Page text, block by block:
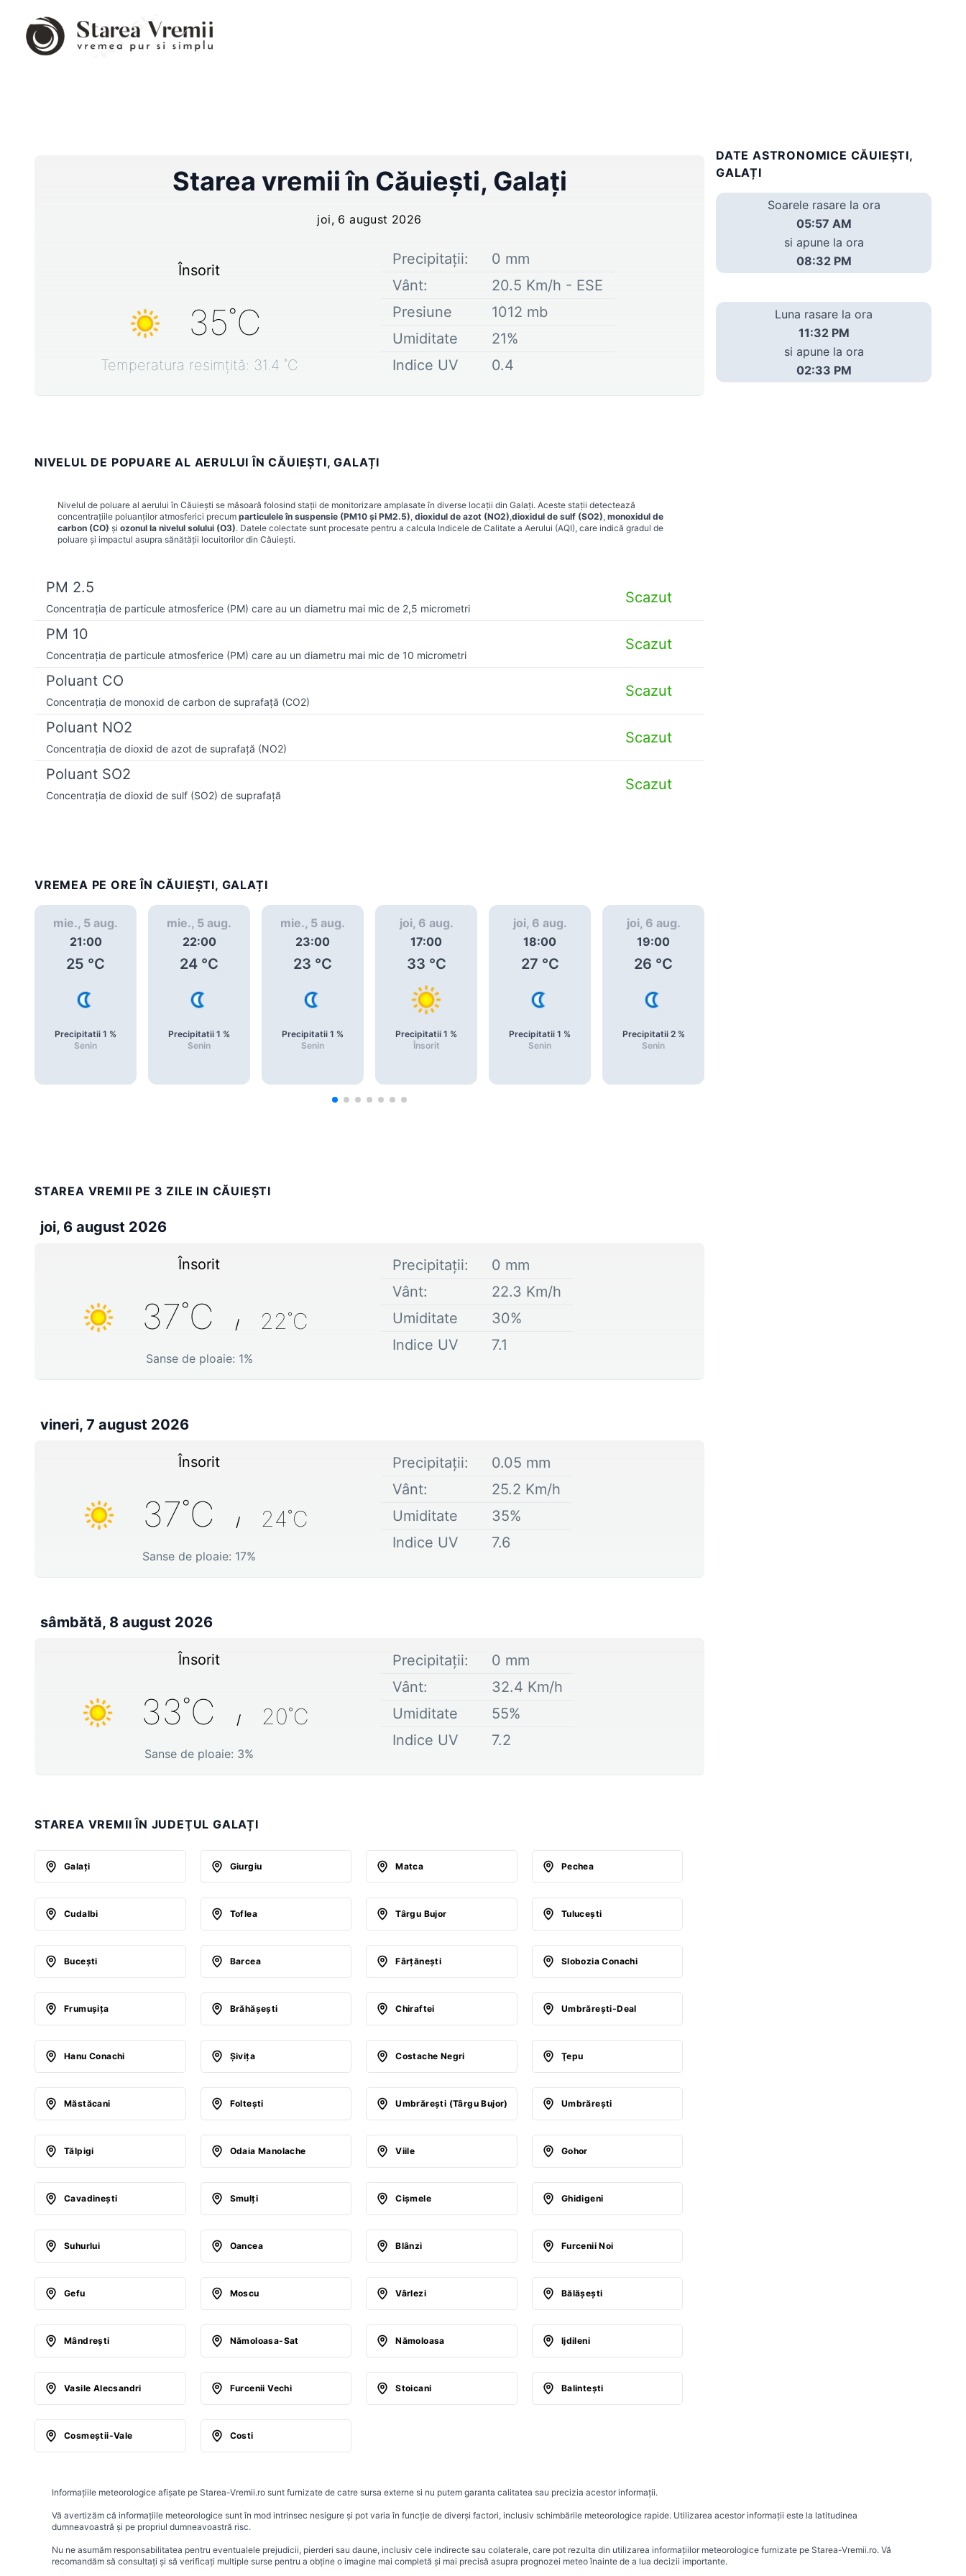
Starea vremii în Căuieşti, Galați
joi, 6 august 2026
Însorit
35˚C
Temperatura resimțită: 31.4 ˚C
Precipitații: 0 mm
Vânt:
20.5 Km/h - ESE
Presiune
1012 mb
Umiditate
21%
Indice UV
0.4
NIVELUL DE POPUARE AL AERULUI ÎN CĂUIEŞTI, GALAȚI
Nivelul de poluare al aerului în Căuieşti se măsoară folosind stații de monitorizare amplasate în diverse locații din Galați. Aceste stații detectează
concentrațiile poluanților atmosferici precum particulele în suspensie (PM10 și PM2.5), dioxidul de azot (NO2),dioxidul de sulf (SO2), monoxidul de
carbon (CO) și ozonul la nivelul solului (O3). Datele colectate sunt procesate pentru a calcula Indicele de Calitate a Aerului (AQI), care indică gradul de
poluare și impactul asupra sănătății locuitorilor din Căuieşti.
PM 2.5
Concentrația de particule atmosferice (PM) care au un diametru mai mic de 2,5 micrometri
Scazut
PM 10
Concentrația de particule atmosferice (PM) care au un diametru mai mic de 10 micrometri
Scazut
Poluant CO
Concentrația de monoxid de carbon de suprafață (CO2)
Scazut
Poluant NO2
Concentrația de dioxid de azot de suprafață (NO2)
Scazut
Poluant SO2
Concentrația de dioxid de sulf (SO2) de suprafață
Scazut
VREMEA PE ORE ÎN CĂUIEŞTI, GALAȚI
mie., 5 aug.
21:00
25 °C
Precipitatii 1 %
Senin
mie., 5 aug.
22:00
24 °C
Precipitatii 1 %
Senin
mie., 5 aug.
23:00
23 °C
Precipitatii 1 %
Senin
joi, 6 aug.
17:00
33 °C
Precipitatii 1 %
Însorit
joi, 6 aug.
18:00
27 °C
Precipitatii 1 %
Senin
joi, 6 aug.
19:00
26 °C
Precipitatii 2%
Senin
STAREA VREMII PE 3 ZILE IN CĂUIEŞTI
joi, 6 august 2026
Însorit
37˚C / 22˚C
Sanse de ploaie: 1%
Precipitații: 0 mm
Vânt:
22.3 Km/h
Umiditate
30%
Indice UV
7.1
vineri, 7 august 2026
Însorit
37˚C / 24˚C
Sanse de ploaie: 17%
Precipitații: 0.05 mm
Vânt:
25.2 Km/h
Umiditate
35%
Indice UV
7.6
sâmbătă, 8 august 2026
Însorit
33˚C / 20˚C
Sanse de ploaie: 3%
Precipitații: 0 mm
Vânt:
32.4 Km/h
Umiditate
55%
Indice UV
7.2
STAREA VREMII ÎN JUDEŢUL GALAȚI
DATE ASTRONOMICE CĂUIEŞTI,
GALAȚI
Soarele rasare la ora
05:57 AM
si apune la ora
08:32 PM
Luna rasare la ora
11:32 PM
si apune la ora
02:33 PM
Galaţi Giurgiu Matca Pechea
Cudalbi Toflea Târgu Bujor Tuluceşti
Buceşti Barcea Fârţăneşti Slobozia Conachi
Frumuşiţa Brăhăşeşti Chiraftei Umbrăreşti-Deal
Hanu Conachi Şiviţa Costache Negri Ţepu
Măstăcani Folteşti Umbrăreşti (Târgu Bujor) Umbrăreşti
Tălpigi Odaia Manolache Viile Gohor
Cavadineşti Smulţi Cişmele Ghidigeni
Suhurlui Oancea Blânzi Furcenii Noi
Gefu Moscu Vârlezi Bălăşeşti
Mândreşti Nămoloasa-Sat Nămoloasa Ijdileni
Vasile Alecsandri Furcenii Vechi Stoicani Balinteşti
Cosmeştii-Vale Costi
Informațiile meteorologice afișate pe Starea-Vremii.ro sunt furnizate de catre sursa externe si nu putem garanta calitatea sau precizia acestor informații.
Vă avertizăm că informațiile meteorologice sunt în mod intrinsec nesigure și pot varia în funcție de diverși factori, inclusiv schimbările meteorologice rapide. Utilizarea acestor informații este la latitudinea
dumneavoastră și pe propriul dumneavoastră risc.
Nu ne asumăm responsabilitatea pentru eventualele prejudicii, pierderi sau daune, inclusiv cele indirecte sau colaterale, care pot rezulta din utilizarea informațiilor meteorologice furnizate pe Starea-Vremii.ro. Vă
recomandăm să consultați și să verificați multiple surse pentru a obține o imagine mai completă și mai precisă asupra prognozei meteo înainte de a lua decizii importante.